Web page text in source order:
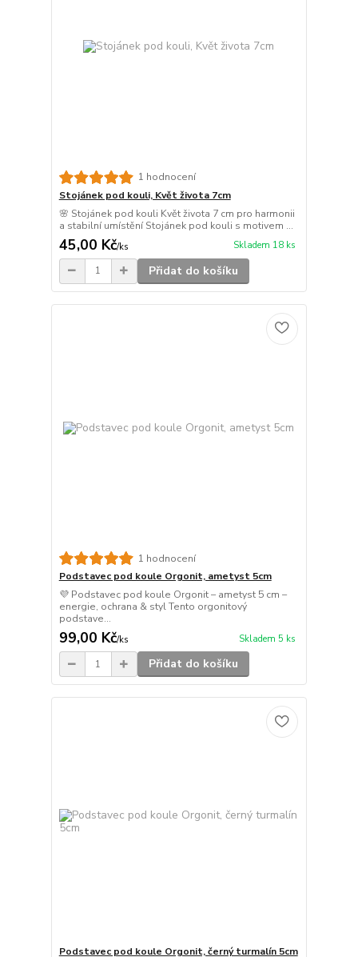
1 hodnocení
Stojánek pod kouli, Květ života 7cm
🌸 Stojánek pod kouli Květ života 7 cm pro harmonii
a stabilní umístění Stojánek pod kouli s motivem ...
45,00 Kč/ks Skladem 18 ks
Přidat do košíku
1 hodnocení
Podstavec pod koule Orgonit, ametyst 5cm
💜 Podstavec pod koule Orgonit – ametyst 5 cm –
energie, ochrana & styl Tento orgonitový
podstave...
99,00 Kč/ks Skladem 5 ks
Přidat do košíku
Podstavec pod koule Orgonit, černý turmalín 5cm